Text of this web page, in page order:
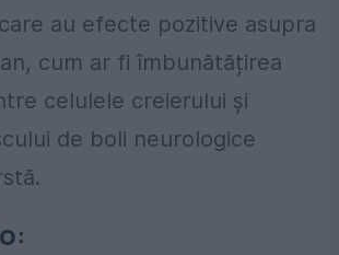
au efecte pozitive asupra
cum ar fi îmbunătățirea
celulele creierului și
de boli neurologice